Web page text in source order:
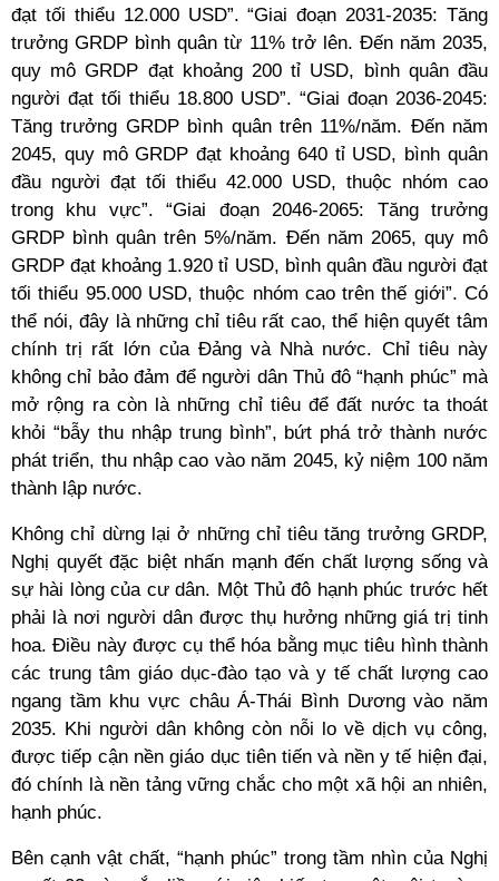
đạt tối thiểu 12.000 USD”. “Giai đoạn 2031-2035: Tăng
trưởng GRDP bình quân từ 11% trở lên. Đến năm 2035,
quy mô GRDP đạt khoảng 200 tỉ USD, bình quân đầu
người đạt tối thiểu 18.800 USD”. “Giai đoạn 2036-2045:
Tăng trưởng GRDP bình quân trên 11%/năm. Đến năm
2045, quy mô GRDP đạt khoảng 640 tỉ USD, bình quân
đầu người đạt tối thiểu 42.000 USD, thuộc nhóm cao
trong khu vực”. “Giai đoạn 2046-2065: Tăng trưởng
GRDP bình quân trên 5%/năm. Đến năm 2065, quy mô
GRDP đạt khoảng 1.920 tỉ USD, bình quân đầu người đạt
tối thiểu 95.000 USD, thuộc nhóm cao trên thế giới”. Có
thể nói, đây là những chỉ tiêu rất cao, thể hiện quyết tâm
chính trị rất lớn của Đảng và Nhà nước. Chỉ tiêu này
không chỉ bảo đảm để người dân Thủ đô “hạnh phúc” mà
mở rộng ra còn là những chỉ tiêu để đất nước ta thoát
khỏi “bẫy thu nhập trung bình”, bứt phá trở thành nước
phát triển, thu nhập cao vào năm 2045, kỷ niệm 100 năm
thành lập nước.
Không chỉ dừng lại ở những chỉ tiêu tăng trưởng GRDP,
Nghị quyết đặc biệt nhấn mạnh đến chất lượng sống và
sự hài lòng của cư dân. Một Thủ đô hạnh phúc trước hết
phải là nơi người dân được thụ hưởng những giá trị tinh
hoa. Điều này được cụ thể hóa bằng mục tiêu hình thành
các trung tâm giáo dục-đào tạo và y tế chất lượng cao
ngang tầm khu vực châu Á-Thái Bình Dương vào năm
2035. Khi người dân không còn nỗi lo về dịch vụ công,
được tiếp cận nền giáo dục tiên tiến và nền y tế hiện đại,
đó chính là nền tảng vững chắc cho một xã hội an nhiên,
hạnh phúc.
Bên cạnh vật chất, “hạnh phúc” trong tầm nhìn của Nghị